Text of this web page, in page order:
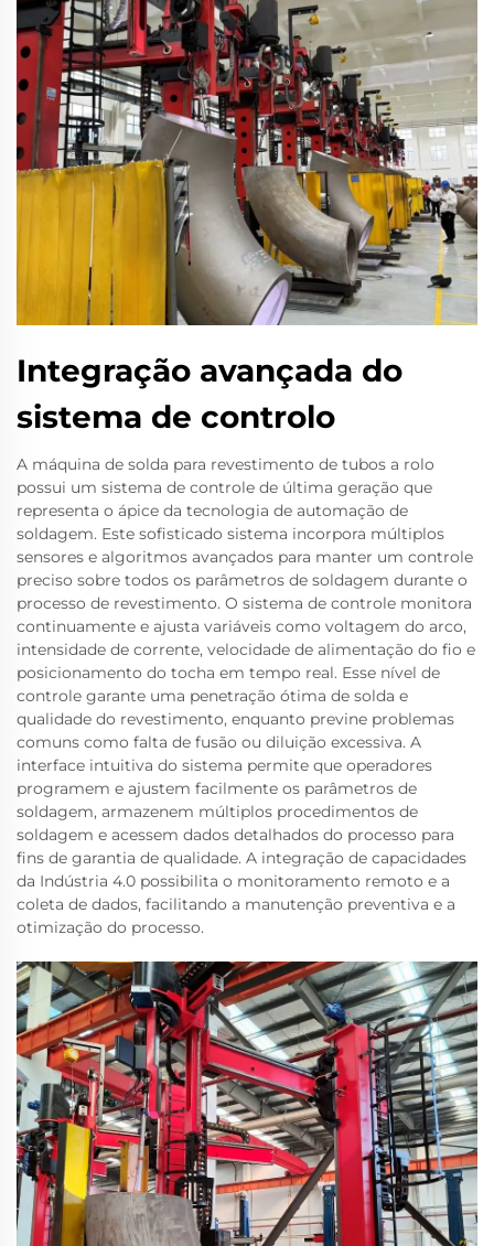
Integração avançada do
sistema de controlo
A máquina de solda para revestimento de tubos a rolo
possui um sistema de controle de última geração que
representa o ápice da tecnologia de automação de
soldagem. Este sofisticado sistema incorpora múltiplos
sensores e algoritmos avançados para manter um controle
preciso sobre todos os parâmetros de soldagem durante o
processo de revestimento. O sistema de controle monitora
continuamente e ajusta variáveis como voltagem do arco,
intensidade de corrente, velocidade de alimentação do fio e
posicionamento do tocha em tempo real. Esse nível de
controle garante uma penetração ótima de solda e
qualidade do revestimento, enquanto previne problemas
comuns como falta de fusão ou diluição excessiva. A
interface intuitiva do sistema permite que operadores
programem e ajustem facilmente os parâmetros de
soldagem, armazenem múltiplos procedimentos de
soldagem e acessem dados detalhados do processo para
fins de garantia de qualidade. A integração de capacidades
da Indústria 4.0 possibilita o monitoramento remoto e a
coleta de dados, facilitando a manutenção preventiva e a
otimização do processo.